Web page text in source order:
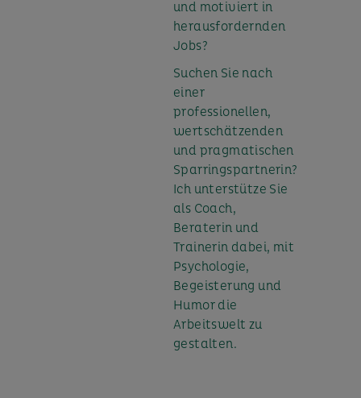
und motiviert in
herausfordernden
Jobs?
Suchen Sie nach
einer
professionellen,
wertschätzenden
und pragmatischen
Sparringspartnerin?
Ich unterstütze Sie
als Coach,
Beraterin und
Trainerin dabei, mit
Psychologie,
Begeisterung und
Humor die
Arbeitswelt zu
gestalten.